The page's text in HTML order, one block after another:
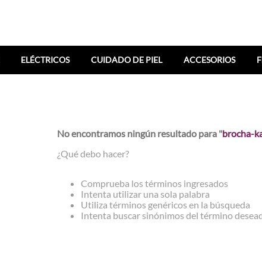
ELÉCTRICOS CUIDADO DE PIEL ACCESORIOS
No encontramos ningún resultado para "brocha-
¿Qué debo hacer?
Comprueba los términos ingresados
Intenta utilizar una sola palabra
Utiliza términos genéricos en la búsqueda
Intenta buscar sinónimos del término